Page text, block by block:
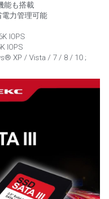
能も搭載
電力管理可能
IOPS
IOPS
XP / Vista / 7 / 8 / 10 ;